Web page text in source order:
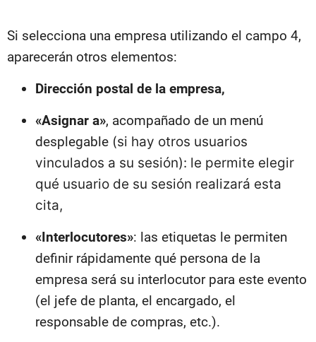
Si selecciona una empresa utilizando el campo 4,
aparecerán otros elementos:
Dirección postal de la empresa,
«Asignar a», acompañado de un menú
desplegable (si hay otros usuarios
vinculados a su sesión): le permite elegir
qué usuario de su sesión realizará esta
cita,
«Interlocutores»: las etiquetas le permiten
definir rápidamente qué persona de la
empresa será su interlocutor para este evento
(el jefe de planta, el encargado, el
responsable de compras, etc.).